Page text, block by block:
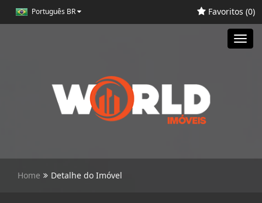
Português BR Favoritos (0)
Home Detalhe do Imóvel